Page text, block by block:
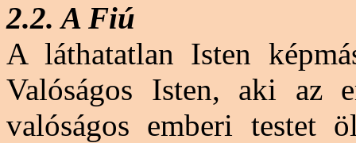
2.2. A Fiú
A láthatatlan Isten
Valóságos Isten, aki az
valóságos emberi testet